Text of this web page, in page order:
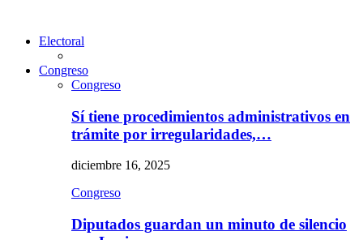
Electoral
Congreso
Congreso
Sí tiene procedimientos administrativos en
trámite por irregularidades,…
diciembre 16, 2025
Congreso
Diputados guardan un minuto de silencio